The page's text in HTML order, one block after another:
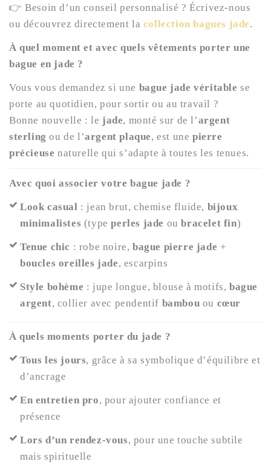
👉 Besoin d’un conseil personnalisé ? Écrivez-nous
ou découvrez directement la collection bagues jade.
À quel moment et avec quels vêtements porter une
bague en jade ?
Vous vous demandez si une bague jade véritable se
porte au quotidien, pour sortir ou au travail ?
Bonne nouvelle : le jade, monté sur de l’argent
sterling ou de l’argent plaque, est unepierre
précieuse naturelle qui s’adapte à toutes les tenues.
Avec quoi associer votre bague jade ?
Look casual : jean brut, chemise fluide, bijoux
minimalistes (typeperles jade oubracelet fin)
Tenue chic : robe noire, bague pierre jade +
boucles oreilles jade, escarpins
Style bohème : jupe longue, blouse à motifs,bague
argent, collier avec pendentif bambou ou cœur
À quels moments porter du jade ?
Tous les jours, grâce à sa symbolique d’équilibre et
d’ancrage
En entretien pro, pour ajouter confiance et
présence
Lors d’un rendez-vous, pour une touche subtile
mais spirituelle